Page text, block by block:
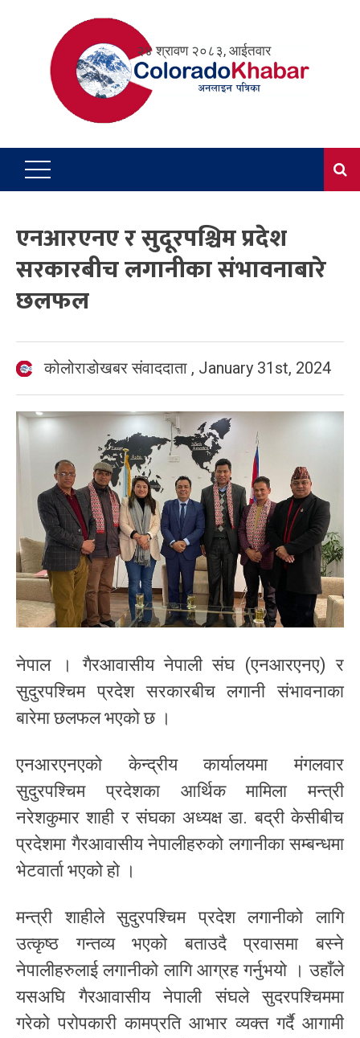
२४ श्रावण २०८३, आईतवार
एनआरएनए र सुदूरपश्चिम प्रदेश
सरकारबीच लगानीका संभावनाबारे
छलफल
कोलोराडोखबर संवाददाता , January 31st, 2024
नेपाल । गैरआवासीय नेपाली संघ (एनआरएनए) र
सुदुरपश्चिम प्रदेश सरकारबीच लगानी संभावनाका
बारेमा छलफल भएको छ ।
एनआरएनएको केन्द्रीय कार्यालयमा मंगलवार
सुदुरपश्चिम प्रदेशका आर्थिक मामिला मन्त्री
नरेशकुमार शाही र संघका अध्यक्ष डा. बद्री केसीबीच
प्रदेशमा गैरआवासीय नेपालीहरुको लगानीका सम्बन्धमा
भेटवार्ता भएको हो ।
मन्त्री शाहीले सुदुरपश्चिम प्रदेश लगानीको लागि
उत्कृष्ठ गन्तव्य भएको बताउदै प्रवासमा बस्ने
नेपालीहरुलाई लगानीको लागि आग्रह गर्नुभयो । उहाँले
यसअघि गैरआवासीय नेपाली संघले सुदरपश्चिममा
गरेको परोपकारी कामप्रति आभार व्यक्त गर्दै आगामी